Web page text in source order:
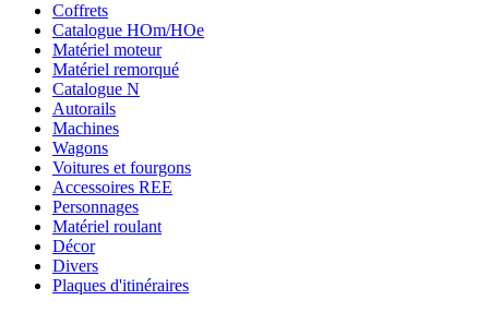
Coffrets
Catalogue HOm/HOe
Matériel moteur
Matériel remorqué
Catalogue N
Autorails
Machines
Wagons
Voitures et fourgons
Accessoires REE
Personnages
Matériel roulant
Décor
Divers
Plaques d'itinéraires